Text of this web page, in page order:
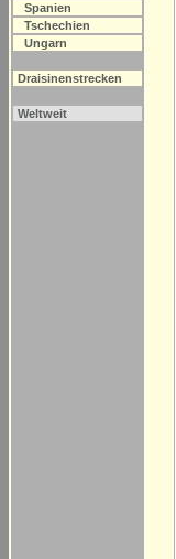
Spanien
Tschechien
Ungarn
Draisinenstrecken
Weltweit